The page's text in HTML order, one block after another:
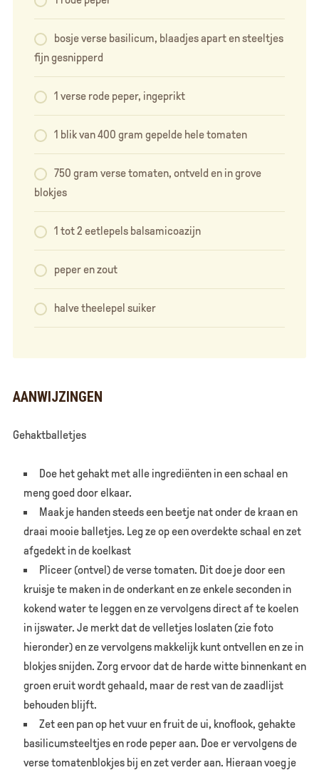
bosje verse basilicum, blaadjes apart en steeltjes
fijn gesnipperd
1 verse rode peper, ingeprikt
1 blik van 400 gram gepelde hele tomaten
750 gram verse tomaten, ontveld en in grove
blokjes
1 tot 2 eetlepels balsamicoazijn
peper en zout
halve theelepel suiker
AANWIJZINGEN
Gehaktballetjes
Doe het gehakt met alle ingrediënten in een schaal en
meng goed door elkaar.
Maak je handen steeds een beetje nat onder de kraan en
draai mooie balletjes. Leg ze op een overdekte schaal en zet
afgedekt in de koelkast
Pliceer (ontvel) de verse tomaten. Dit doe je door een
kruisje te maken in de onderkant en ze enkele seconden in
kokend water te leggen en ze vervolgens direct af te koelen
in ijswater. Je merkt dat de velletjes loslaten (zie foto
hieronder) en ze vervolgens makkelijk kunt ontvellen en ze in
blokjes snijden. Zorg ervoor dat de harde witte binnenkant en
groen eruit wordt gehaald, maar de rest van de zaadlijst
behouden blijft.
Zet een pan op het vuur en fruit de ui, knoflook, gehakte
basilicumsteeltjes en rode peper aan. Doe er vervolgens de
verse tomatenblokjes bij en zet verder aan. Hieraan voeg je